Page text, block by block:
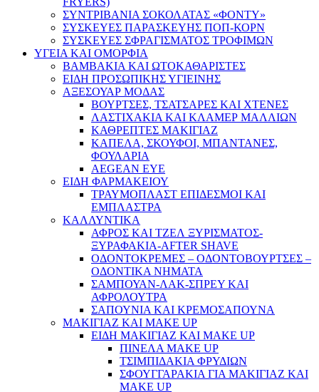
ΣΥΝΤΡΙΒΑΝΙΑ ΣΟΚΟΛΑΤΑΣ «ΦΟΝΤΥ»
ΣΥΣΚΕΥΕΣ ΠΑΡΑΣΚΕΥΗΣ ΠΟΠ-ΚΟΡΝ
ΣΥΣΚΕΥΕΣ ΣΦΡΑΓΙΣΜΑΤΟΣ ΤΡΟΦΙΜΩΝ
ΥΓΕΙΑ ΚΑΙ ΟΜΟΡΦΙΑ
ΒΑΜΒΑΚΙΑ ΚΑΙ ΩΤΟΚΑΘΑΡΙΣΤΕΣ
ΕΙΔΗ ΠΡΟΣΩΠΙΚΗΣ ΥΓΙΕΙΝΗΣ
ΑΞΕΣΟΥΑΡ ΜΟΔΑΣ
ΒΟΥΡΤΣΕΣ, ΤΣΑΤΣΑΡΕΣ ΚΑΙ ΧΤΕΝΕΣ
ΛΑΣΤΙΧΑΚΙΑ ΚΑΙ ΚΛΑΜΕΡ ΜΑΛΛΙΩΝ
ΚΑΘΡΕΠΤΕΣ ΜΑΚΙΓΙΑΖ
ΚΑΠΕΛΑ, ΣΚΟΥΦΟΙ, ΜΠΑΝΤΑΝΕΣ,
ΦΟΥΛΑΡΙΑ
AEGEAN EYE
ΕΙΔΗ ΦΑΡΜΑΚΕΙΟΥ
ΤΡΑΥΜΟΠΛΑΣΤ ΕΠΙΔΕΣΜΟΙ ΚΑΙ
ΕΜΠΛΑΣΤΡΑ
ΚΑΛΛΥΝΤΙΚΑ
ΑΦΡΟΣ ΚΑΙ ΤΖΕΛ ΞΥΡΙΣΜΑΤΟΣ-
ΞΥΡΑΦΑΚΙΑ-AFTER SHAVE
ΟΔΟΝΤΟΚΡΕΜΕΣ – ΟΔΟΝΤΟΒΟΥΡΤΣΕΣ –
ΟΔΟΝΤΙΚΑ ΝΗΜΑΤΑ
ΣΑΜΠΟΥΑΝ-ΛΑΚ-ΣΠΡΕΥ ΚΑΙ
ΑΦΡΟΛΟΥΤΡΑ
ΣΑΠΟΥΝΙΑ ΚΑΙ ΚΡΕΜΟΣΑΠΟΥΝΑ
ΜΑΚΙΓΙΑΖ ΚΑΙ MAKE UP
ΕΙΔΗ ΜΑΚΙΓΙΑΖ ΚΑΙ MAKE UP
ΠΙΝΕΛΑ MAKE UP
ΤΣΙΜΠΙΔΑΚΙΑ ΦΡΥΔΙΩΝ
ΣΦΟΥΓΓΑΡΑΚΙΑ ΓΙΑ ΜΑΚΙΓΙΑZ ΚΑΙ
MAKE UP